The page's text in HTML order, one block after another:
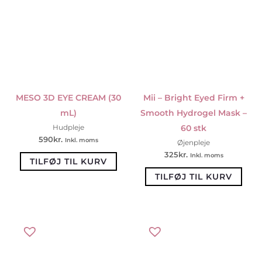
MESO 3D EYE CREAM (30
mL)
Hudpleje
590kr. Inkl. moms
TILFØJ TIL KURV
Mii – Bright Eyed Firm +
Smooth Hydrogel Mask –
60 stk
Øjenpleje
325kr. Inkl. moms
TILFØJ TIL KURV